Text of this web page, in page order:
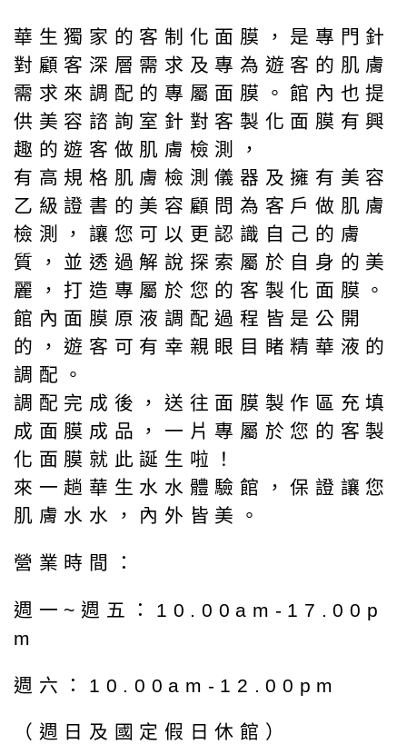
華生獨家的客制化面膜，是專門針
對顧客深層需求及專為遊客的肌膚
需求來調配的專屬面膜。館內也提
供美容諮詢室針對客製化面膜有興
趣的遊客做肌膚檢測，
有高規格肌膚檢測儀器及擁有美容
乙級證書的美容顧問為客戶做肌膚
檢測，讓您可以更認識自己的膚
質，並透過解說探索屬於自身的美
麗，打造專屬於您的客製化面膜。
館內面膜原液調配過程皆是公開
的，遊客可有幸親眼目睹精華液的
調配。
調配完成後，送往面膜製作區充填
成面膜成品，一片專屬於您的客製
化面膜就此誕生啦！
來一趟華生水水體驗館，保證讓您
肌膚水水，內外皆美。
營業時間：
週一~週五：10.00am-17.00p
m
週六：10.00am-12.00pm
（週日及國定假日休館）